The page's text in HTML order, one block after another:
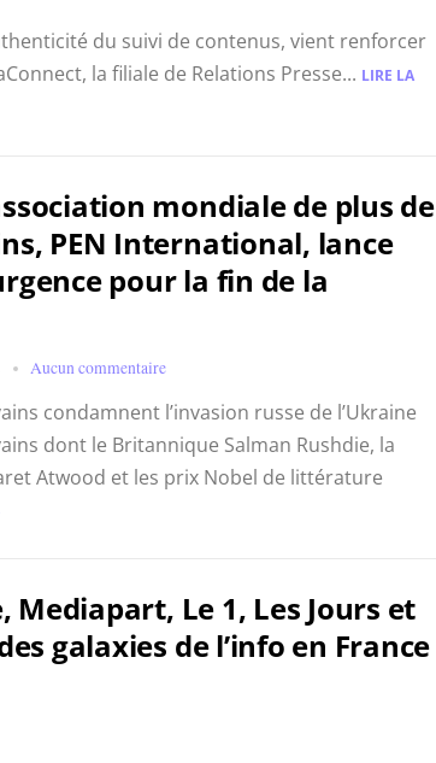
du suivi de contenus, vient renforcer
la filiale de Relations Presse... LIRE LA
mondiale de plus de
PEN International, lance
pour la fin de la
Aucun commentaire
condamnent l’invasion russe de l’Ukraine
dont le Britannique Salman Rushdie, la
Atwood et les prix Nobel de littérature
Le 1, Les Jours et
galaxies de l’info en France